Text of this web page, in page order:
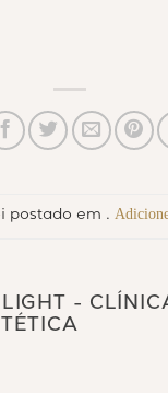
postado em .
-